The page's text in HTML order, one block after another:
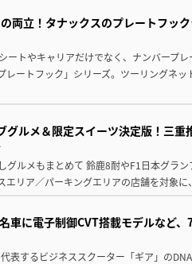
両立！タナックスのプレートフッ
ートやキャリアだけでなく、ナンバープ
ートフック」シリーズ。ツーリングネッ
グルメ＆限定スイーツ決定版！三重
グルメもまとめて 鈴鹿8耐やF1日本グラ
エリア／パーキングエリアの店舗を対象
車に電子制御CVT搭載モデルなど
表するビジネススクーター「ギア」の